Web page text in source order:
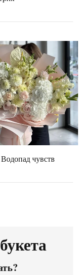
чувств